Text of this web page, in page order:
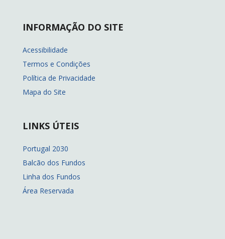
INFORMAÇÃO DO SITE
Acessibilidade
Termos e Condições
Política de Privacidade
Mapa do Site
LINKS ÚTEIS
Portugal 2030
Balcão dos Fundos
Linha dos Fundos
Área Reservada